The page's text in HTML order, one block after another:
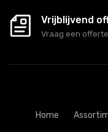
Vrijblijvend
Vraag een
Home